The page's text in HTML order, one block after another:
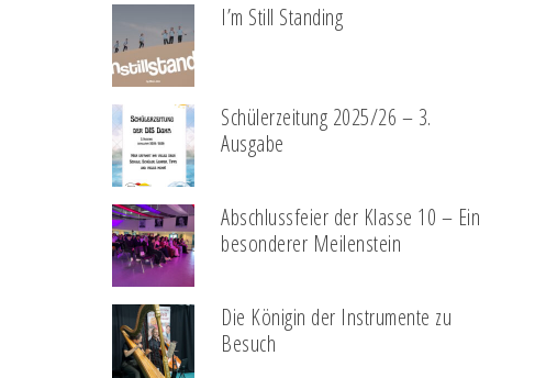
I’m Still Standing
Schülerzeitung 2025/26 – 3.
Ausgabe
Abschlussfeier der Klasse 10 – Ein
besonderer Meilenstein
Die Königin der Instrumente zu
Besuch